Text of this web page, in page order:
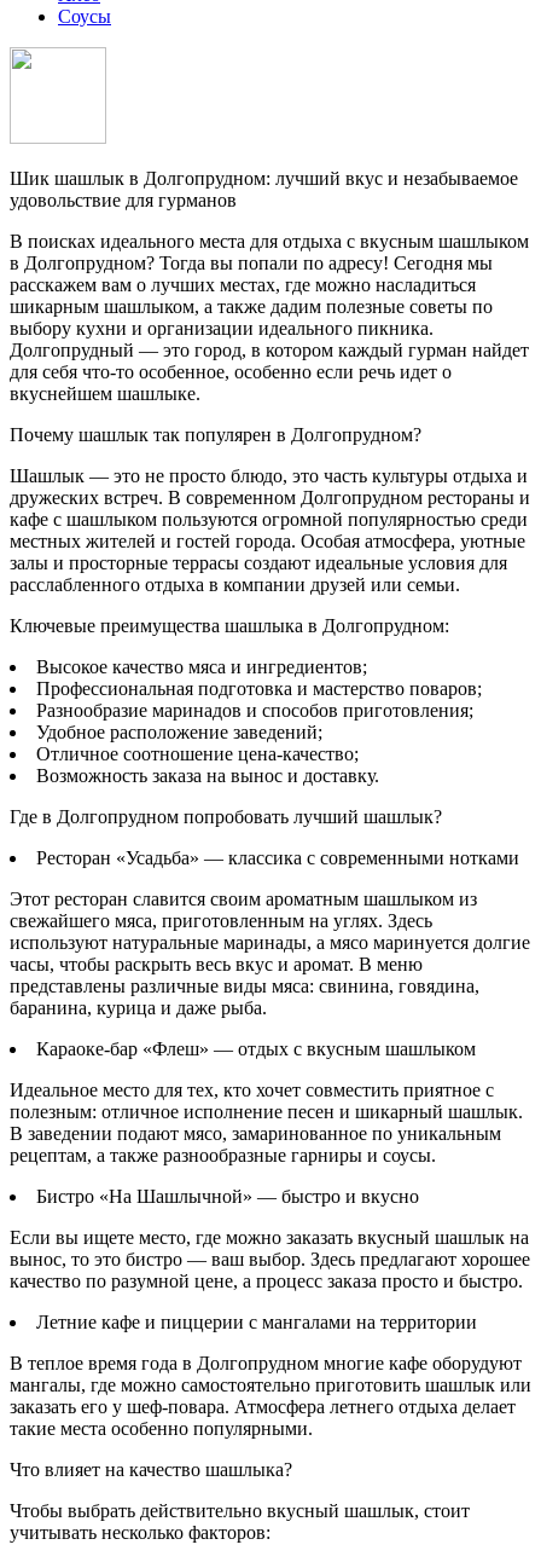
Соусы
Шик шашлык в Долгопрудном: лучший вкус и незабываемое
удовольствие для гурманов
В поисках идеального места для отдыха с вкусным шашлыком
в Долгопрудном? Тогда вы попали по адресу! Сегодня мы
расскажем вам о лучших местах, где можно насладиться
шикарным шашлыком, а также дадим полезные советы по
выбору кухни и организации идеального пикника.
Долгопрудный — это город, в котором каждый гурман найдет
для себя что-то особенное, особенно если речь идет о
вкуснейшем шашлыке.
Почему шашлык так популярен в Долгопрудном?
Шашлык — это не просто блюдо, это часть культуры отдыха и
дружеских встреч. В современном Долгопрудном рестораны и
кафе с шашлыком пользуются огромной популярностью среди
местных жителей и гостей города. Особая атмосфера, уютные
залы и просторные террасы создают идеальные условия для
расслабленного отдыха в компании друзей или семьи.
Ключевые преимущества шашлыка в Долгопрудном:
Высокое качество мяса и ингредиентов;
Профессиональная подготовка и мастерство поваров;
Разнообразие маринадов и способов приготовления;
Удобное расположение заведений;
Отличное соотношение цена-качество;
Возможность заказа на вынос и доставку.
Где в Долгопрудном попробовать лучший шашлык?
Ресторан «Усадьба» — классика с современными нотками
Этот ресторан славится своим ароматным шашлыком из
свежайшего мяса, приготовленным на углях. Здесь
используют натуральные маринады, а мясо маринуется долгие
часы, чтобы раскрыть весь вкус и аромат. В меню
представлены различные виды мяса: свинина, говядина,
баранина, курица и даже рыба.
Караоке-бар «Флеш» — отдых с вкусным шашлыком
Идеальное место для тех, кто хочет совместить приятное с
полезным: отличное исполнение песен и шикарный шашлык.
В заведении подают мясо, замаринованное по уникальным
рецептам, а также разнообразные гарниры и соусы.
Бистро «На Шашлычной» — быстро и вкусно
Если вы ищете место, где можно заказать вкусный шашлык на
вынос, то это бистро — ваш выбор. Здесь предлагают хорошее
качество по разумной цене, а процесс заказа просто и быстро.
Летние кафе и пиццерии с мангалами на территории
В теплое время года в Долгопрудном многие кафе оборудуют
мангалы, где можно самостоятельно приготовить шашлык или
заказать его у шеф-повара. Атмосфера летнего отдыха делает
такие места особенно популярными.
Что влияет на качество шашлыка?
Чтобы выбрать действительно вкусный шашлык, стоит
учитывать несколько факторов: